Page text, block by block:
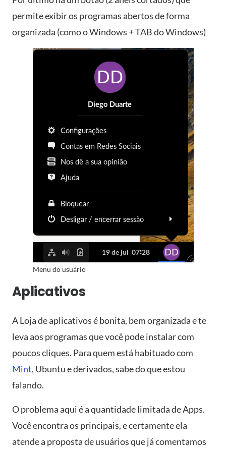
permite exibir os programas abertos de forma
organizada (como o Windows + TAB do Windows)
Menu do usuário
Aplicativos
A Loja de aplicativos é bonita, bem organizada e te
leva aos programas que você pode instalar com
poucos cliques. Para quem está habituado com
Mint, Ubuntu e derivados, sabe do que estou
falando.
O problema aqui é a quantidade limitada de Apps.
Você encontra os principais, e certamente ela
atende a proposta de usuários que já comentamos